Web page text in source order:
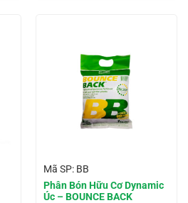
Mã SP: BB
Phân Bón Hữu Cơ Dynamic
Úc – BOUNCE BACK